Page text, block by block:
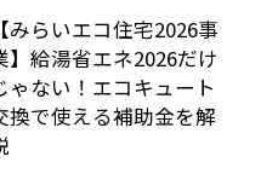
【みらいエコ住宅2026事
】給湯省エネ2026だけ
ゃない！エコキュート
換で使える補助金を解